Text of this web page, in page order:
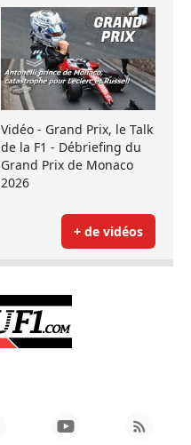
Vidéo - Grand Prix, le Talk
de la F1 - Débriefing du
Grand Prix de Monaco
2026
+ de vidéos